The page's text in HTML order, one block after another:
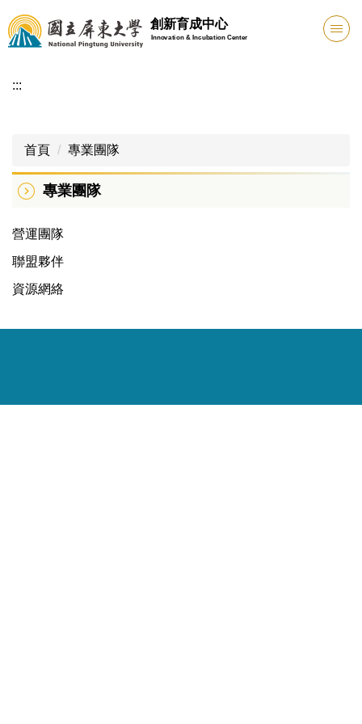
跳
到
主
內
創新育成中心
Innovation & Incubation Center
:::
首頁 專業團隊
專業團隊
營運團隊
聯盟夥伴
資源網絡